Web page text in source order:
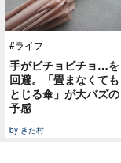
#ライフ
手がビチョビチョ…を
回避。「畳まなくても
とじる傘」が大バズの
予感
by きた村